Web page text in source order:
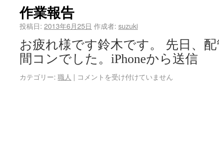
作業報告
投稿日: 2013年6月25日 作成者: suzuki
お疲れ様です鈴木です。 先日、
間コンでした。iPhoneから送信
カテゴリー: 職人 | コメントを受け付けていません